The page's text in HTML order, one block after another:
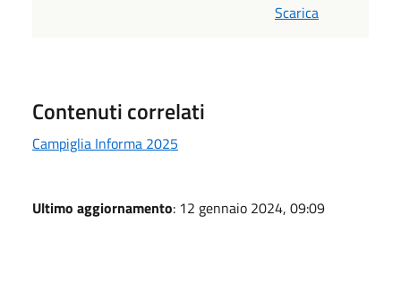
Scarica
Contenuti correlati
Campiglia Informa 2025
Ultimo aggiornamento: 12 gennaio 2024, 09:09